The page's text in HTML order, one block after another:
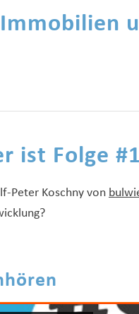
ist Folge
Peter Koschny von